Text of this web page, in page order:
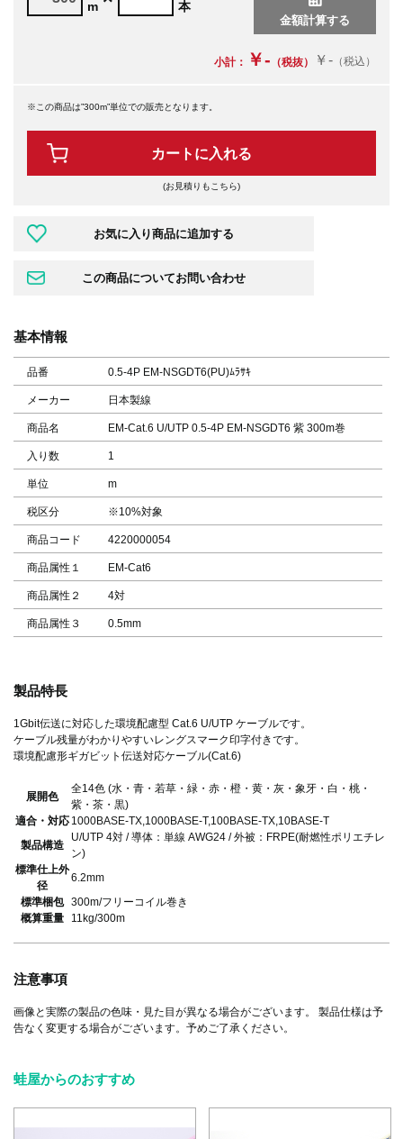
m 本
小計： ￥- （税抜） ￥- （税込）
※この商品は”300m”単位での販売となります。
カートに入れる
(お見積りもこちら)
基本情報
品番 0.5-4P EM-NSGDT6(PU)ﾑﾗｻｷ
メーカー 日本製線
商品名 EM-Cat.6 U/UTP 0.5-4P EM-NSGDT6 紫 300m巻
入り数 1
単位 m
税区分 ※10%対象
商品コード 4220000054
商品属性１ EM-Cat6
商品属性２ 4対
商品属性３ 0.5mm
製品特長
1Gbit伝送に対応した環境配慮型 Cat.6 U/UTP ケーブルです。
ケーブル残量がわかりやすいレングスマーク印字付きです。
環境配慮形ギガビット伝送対応ケーブル(Cat.6)
展開色
全14色 (水・青・若草・緑・赤・橙・黄・灰・象牙・白・桃・
紫・茶・黒)
適合・対応 1000BASE-TX,1000BASE-T,100BASE-TX,10BASE-T
製品構造
U/UTP 4対 / 導体：単線 AWG24 / 外被：FRPE(耐燃性ポリエチレ
ン)
標準仕上外
径
6.2mm
標準梱包 300m/フリーコイル巻き
概算重量
11kg/300m
注意事項
画像と実際の製品の色味・見た目が異なる場合がございます。 製品仕様は予
告なく変更する場合がございます。予めご了承ください。
蛙屋からのおすすめ